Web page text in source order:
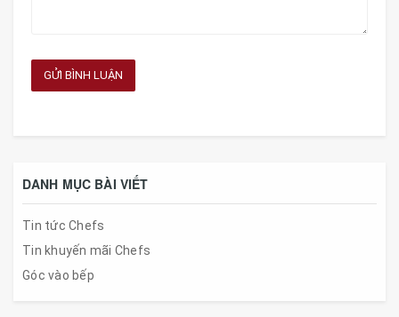
GỬI BÌNH LUẬN
DANH MỤC BÀI VIẾT
Tin tức Chefs
Tin khuyến mãi Chefs
Góc vào bếp